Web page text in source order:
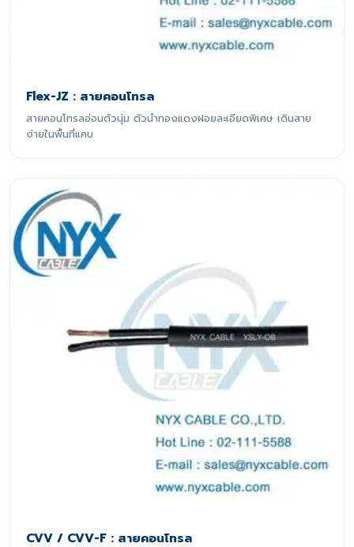
Flex-JZ : สายคอนโทรล
สายคอนโทรลอ่อนตัวนุ่ม ตัวนำทองแดงฝอยละเอียดพิเศษ เดินสาย
ง่ายในพื้นที่แคบ
CVV / CVV-F : สายคอนโทรล